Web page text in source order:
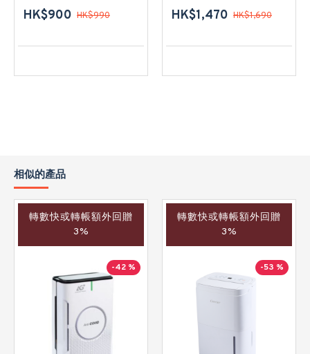
HK$900 HK$990 HK$1,470 HK$1,690
相似的產品
轉數快或轉帳額外回贈
3%
-42 %
轉數快或轉帳額外回贈
3%
-53 %